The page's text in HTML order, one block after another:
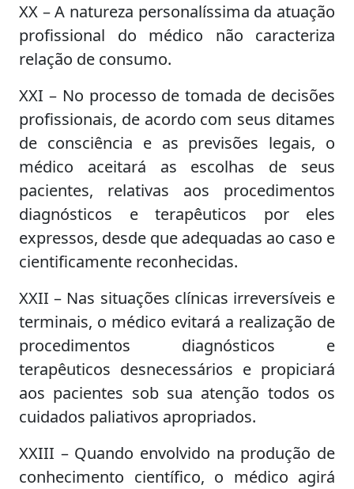
XX – A natureza personalíssima da atuação
profissional do médico não caracteriza
relação de consumo.
XXI – No processo de tomada de decisões
profissionais, de acordo com seus ditames
de consciência e as previsões legais, o
médico aceitará as escolhas de seus
pacientes, relativas aos procedimentos
diagnósticos e terapêuticos por eles
expressos, desde que adequadas ao caso e
cientificamente reconhecidas.
XXII – Nas situações clínicas irreversíveis e
terminais, o médico evitará a realização de
procedimentos diagnósticos e
terapêuticos desnecessários e propiciará
aos pacientes sob sua atenção todos os
cuidados paliativos apropriados.
XXIII – Quando envolvido na produção de
conhecimento científico, o médico agirá